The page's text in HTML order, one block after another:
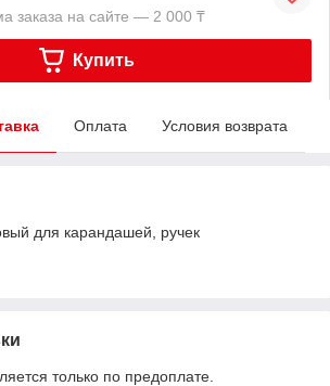
заказа на сайте — 2 000 ₸
Купить
Оплата Условия возврата
для карандашей, ручек
только по предоплате.